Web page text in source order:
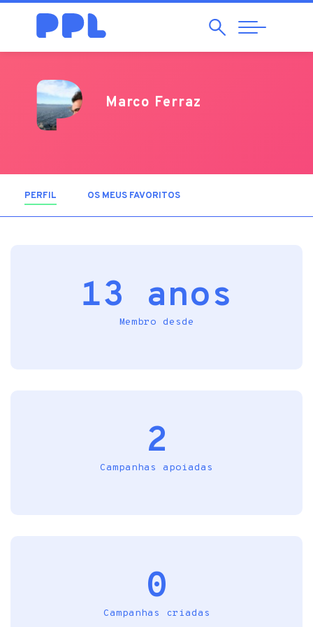
Pesquisar
Abrir
Navegação
Marco Ferraz
PERFIL (SEPARADOR ATIVO)
OS MEUS FAVORITOS
13 anos
Membro desde
2
Campanhas apoiadas
0
Campanhas criadas